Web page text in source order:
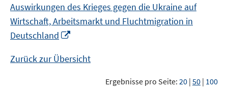
Auswirkungen des Krieges gegen die Ukraine auf
Wirtschaft, Arbeitsmarkt und Fluchtmigration in
Deutschland
Fenster
Zurück zur Übersicht
Ergebnisse pro Seite: 20 | 50 | 100